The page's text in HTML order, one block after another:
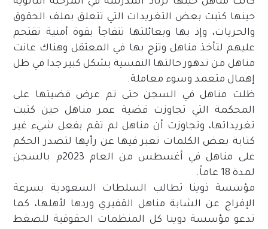
حينها كتبت بعض التغريدات التي تتعلق بملف الحقوق
والحريات، وإذ بها وبعائلتها تتفاجأ بقوة أمنية تقتحم
عليهم لتأخذ مناهل وتزج بها في المعتقل وهناك عانت
مناهل من تدهور حالتها النفسية بشكل كبير جدا في ظل
إهمال متعمد وسوء معاملة.
ظلت مناهل في السجن حتى تم عرض قضيتها على
المحكمة التي تجاوزت قضية عمر مناهل حين كتبت
تغريداتها، وتجاوزت أن مناهل لم تقم بفعل شيء غير
كتابة بعض الكلمات تعبر فيها عن رأيها لتصدر الحكم
على مناهل في أغسطس من العام 2023م بالسجن
لمدة 18 عاماً.
مؤسسة ذوينا تطالب السلطات السعودية بسرعة
الإفراج عن الشابة مناهل القفيري وردها لأهلها، كما
تدعو مؤسسة ذوينا كل المنظمات الحقوقية للضغط